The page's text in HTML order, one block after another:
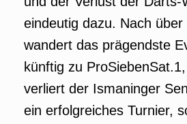
eindeutig dazu. Nach über
wandert das prägendste
künftig zu
verliert der Ismaninger
ein erfolgreiches Turnier,